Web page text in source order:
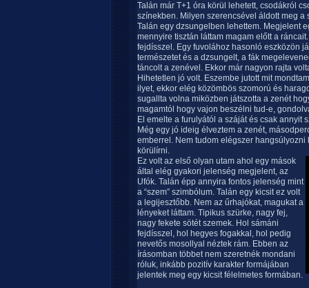
Talán már T+1 óra körül lehetett, csodákról
színekben. Milyen szerencsével áldott meg
Talán egy dzsungelben lehettem. Megjelent
mennyire tisztán láttam magam előtt a
fejdísszel. Egy fuvolához hasonló eszközön
természetet és a dzsungelt, a fák
táncolt a zenével. Ekkor már nagyon rajta
Hihetetlen jó volt. Eszembe jutott mit
ilyet, ekkor elég közömbös szomorú és
sugallta volna miközben játszotta a zenét
magamtól hogy vajon beszélni tud-e,
El emelte a furulyától a száját és csak annyit
Még egy jó ideig élveztem a zenét,
emberrel. Nem tudom elégszer
körülírni.
Ez volt az első olyan utam ahol egy mások
által elég gyakori jelenség megjelent, az
Ufók. Talán épp annyira fontos jelenség mint
a “szem” szimbólum. Talán egy kicsit ez volt
a legijesztőbb. Nem az űrhajókat, magukat a
lényeket láttam. Tipikus szürke, nagy fej,
nagy fekete sötét szemek. Hol sámáni
fejdísszel, hol hegyes fogakkal, hol pedig
nevetős mosollyal néztek rám. Ebben az
írásomban többet nem szeretnék mondani
róluk, inkább pozitív karakter formájában
jelentek meg egy kicsit félelmetes formában.